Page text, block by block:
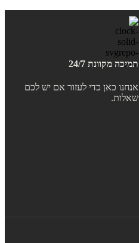
תמיכה מקוונת 24/7
אנחנו כאן כדי לעזור אם יש לכם
שאלות.